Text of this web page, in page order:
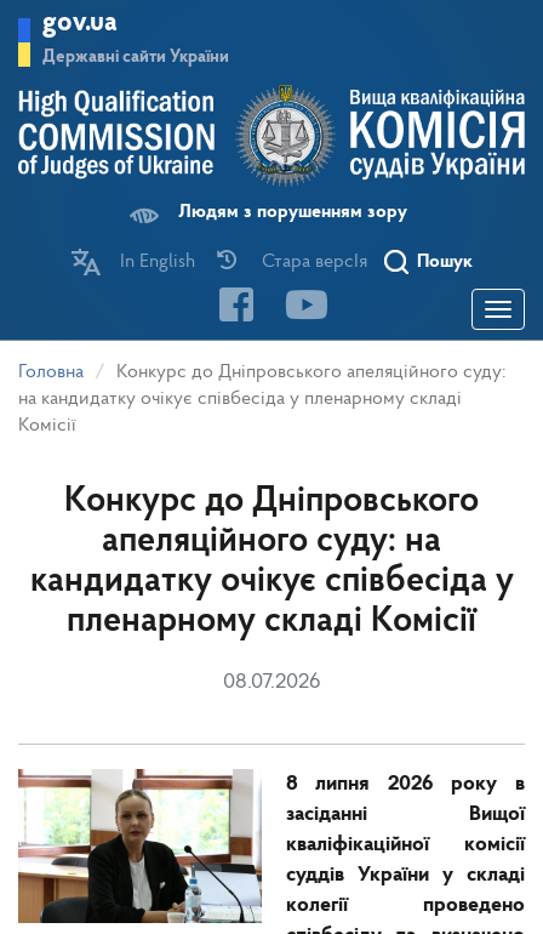
основного
матеріалу
gov.ua
Державні сайти України
Людям з порушенням зору
In English Стара версІя Пошук
Toggle
Головна
Конкурс до Дніпровського апеляційного суду:
на кандидатку очікує співбесіда у пленарному складі
Комісії
Конкурс до Дніпровського
апеляційного суду: на
кандидатку очікує співбесіда у
пленарному складі Комісії
08.07.2026
8 липня 2026 року в
засіданні Вищої
кваліфікаційної комісії
суддів України у складі
колегії проведено